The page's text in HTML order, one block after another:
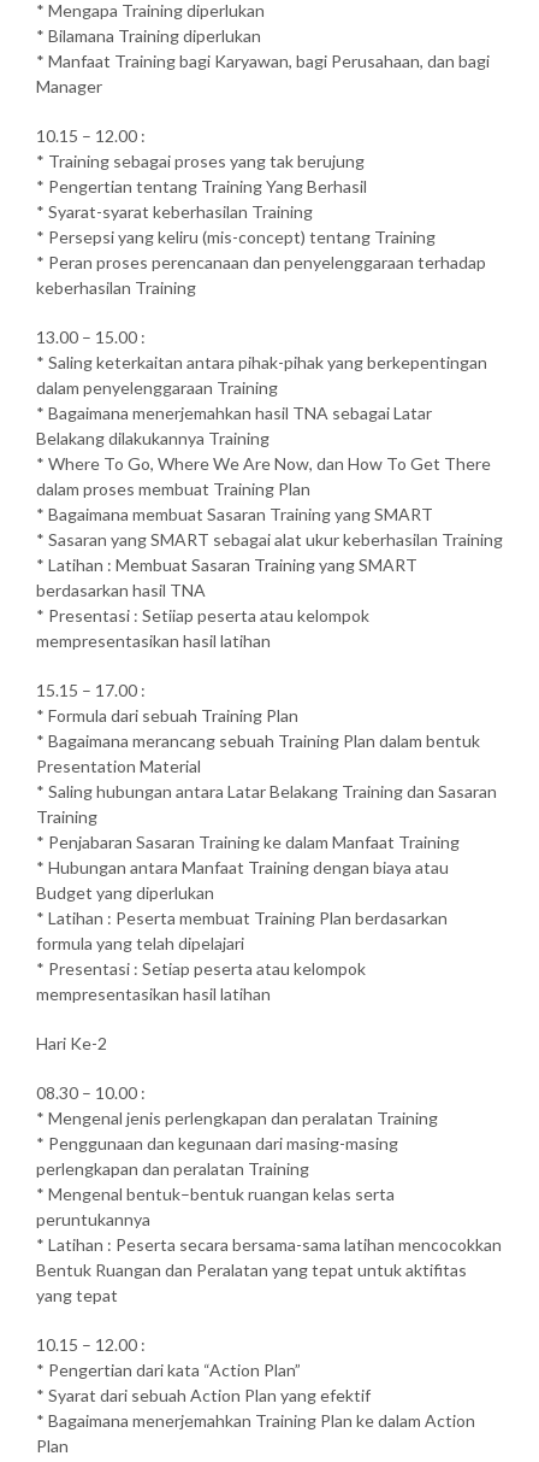
* Mengapa Training diperlukan
* Bilamana Training diperlukan
* Manfaat Training bagi Karyawan, bagi Perusahaan, dan bagi
Manager
10.15 – 12.00 :
* Training sebagai proses yang tak berujung
* Pengertian tentang Training Yang Berhasil
* Syarat-syarat keberhasilan Training
* Persepsi yang keliru (mis-concept) tentang Training
* Peran proses perencanaan dan penyelenggaraan terhadap
keberhasilan Training
13.00 – 15.00 :
* Saling keterkaitan antara pihak-pihak yang berkepentingan
dalam penyelenggaraan Training
* Bagaimana menerjemahkan hasil TNA sebagai Latar
Belakang dilakukannya Training
* Where To Go, Where We Are Now, dan How To Get There
dalam proses membuat Training Plan
* Bagaimana membuat Sasaran Training yang SMART
* Sasaran yang SMART sebagai alat ukur keberhasilan Training
* Latihan : Membuat Sasaran Training yang SMART
berdasarkan hasil TNA
* Presentasi : Setiiap peserta atau kelompok
mempresentasikan hasil latihan
15.15 – 17.00 :
* Formula dari sebuah Training Plan
* Bagaimana merancang sebuah Training Plan dalam bentuk
Presentation Material
* Saling hubungan antara Latar Belakang Training dan Sasaran
Training
* Penjabaran Sasaran Training ke dalam Manfaat Training
* Hubungan antara Manfaat Training dengan biaya atau
Budget yang diperlukan
* Latihan : Peserta membuat Training Plan berdasarkan
formula yang telah dipelajari
* Presentasi : Setiap peserta atau kelompok
mempresentasikan hasil latihan
Hari Ke-2
08.30 – 10.00 :
* Mengenal jenis perlengkapan dan peralatan Training
* Penggunaan dan kegunaan dari masing-masing
perlengkapan dan peralatan Training
* Mengenal bentuk–bentuk ruangan kelas serta
peruntukannya
* Latihan : Peserta secara bersama-sama latihan mencocokkan
Bentuk Ruangan dan Peralatan yang tepat untuk aktifitas
yang tepat
10.15 – 12.00 :
* Pengertian dari kata “Action Plan”
* Syarat dari sebuah Action Plan yang efektif
* Bagaimana menerjemahkan Training Plan ke dalam Action
Plan